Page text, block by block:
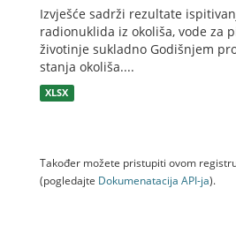
Izvješće sadrži rezultate
radionuklida iz okoliša, vode za
životinje sukladno Godišnjem
stanja okoliša....
XLSX
Također možete pristupiti ovom
(pogledajte Dokumenаtаcijа API-jа).